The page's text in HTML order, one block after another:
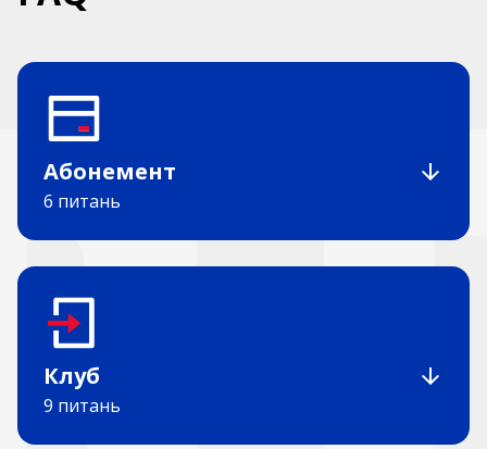
Абонемент
6 питань
Клуб
9 питань